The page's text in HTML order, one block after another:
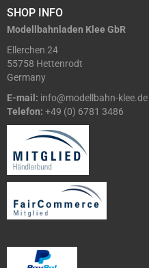
SHOP INFO
Modellbahnladen Klee GbR
Ellerchen 24
55758 Hettenrodt
Germany
E-mail: info@modellbahn-klee.de
Telefon: +49 (0) 6781 3486